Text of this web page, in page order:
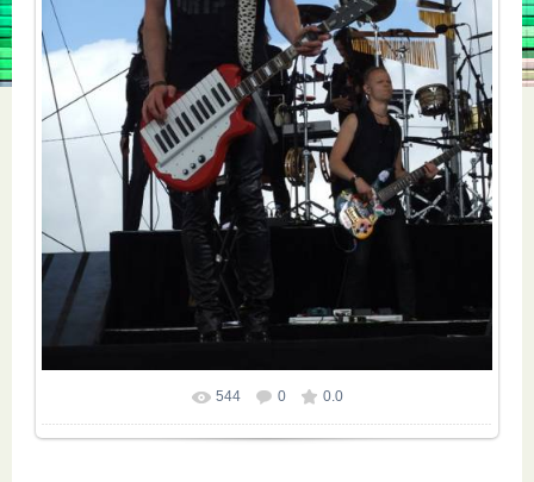
Размер фотографии: 600x800
544 0 0.0